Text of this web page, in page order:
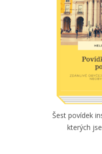
Šest povídek
kterých